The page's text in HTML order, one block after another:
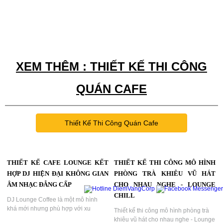
XEM THÊM : THIẾT KẾ THI CÔNG
QUÁN CAFE
Thiết Kế Thi Công Quán Cafe
THIẾT KẾ CAFE LOUNGE KẾT
HỢP DJ HIỆN ĐẠI KHÔNG GIAN
ÂM NHẠC ĐẲNG CẤP
DJ Lounge Coffee là một mô hình
khá mới nhưng phù hợp với xu
THIẾT KẾ THI CÔNG MÔ HÌNH
PHÒNG TRÀ KHIÊU VŨ HÁT
CHO NHAU NGHE - LOUNGE
CHILL
Thiết kế thi công mô hình phòng trà
khiêu vũ hát cho nhau nghe - Lounge